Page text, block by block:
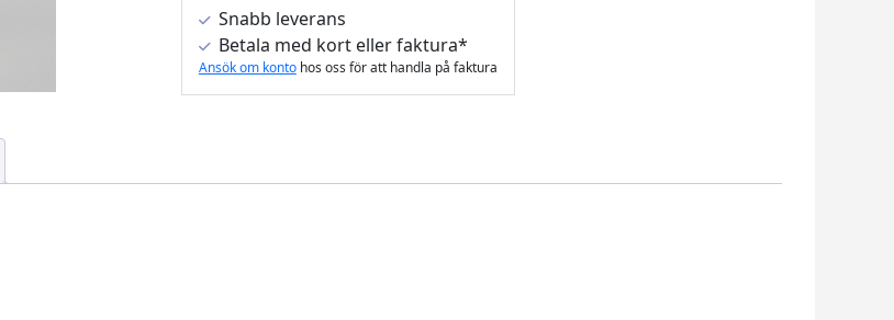
Snabb leverans
Betala med kort eller faktura*
Ansök om kontohos oss för att handla på faktura